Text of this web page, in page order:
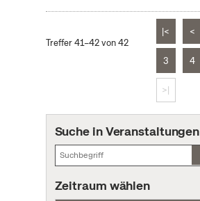
Treffer 41–42 von 42
|< <
3 4
>|
Suche in Veranstaltungen
Zeitraum wählen